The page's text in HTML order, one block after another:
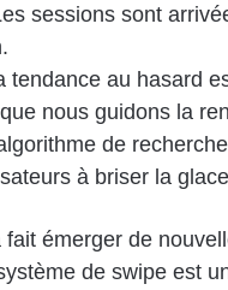
sessions sont
tendance au hasard
nous guidons la
de
à briser la
fait émerger de
de swipe est